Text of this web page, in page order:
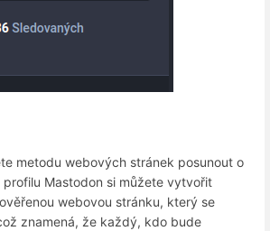
metodu webových stránek posunout o
Mastodon si můžete vytvořit
webovou stránku, který se
znamená, že každý, kdo bude